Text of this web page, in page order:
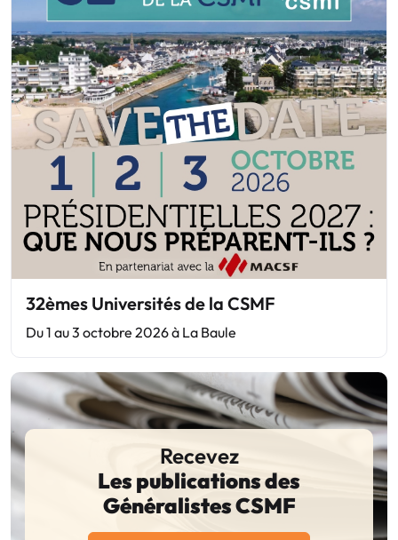
32èmes Universités de la CSMF
Du 1 au 3 octobre 2026 à La Baule
Recevez
Les publications des
Généralistes CSMF